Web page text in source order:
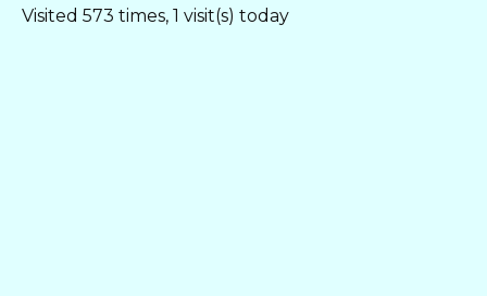
Visited 573 times, 1 visit(s) today